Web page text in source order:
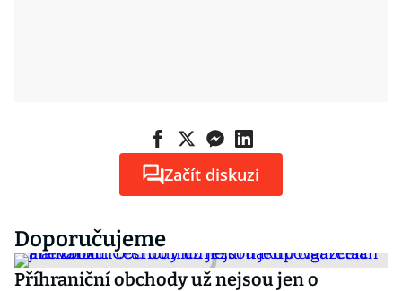
Začít diskuzi
Doporučujeme
Příhraniční obchody už nejsou jen o